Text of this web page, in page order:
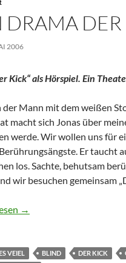
DRAMA
2006
Kick“ als Hörspiel. Ein
der Mann mit dem weißen
macht sich Jonas über
werde. Wir wollen uns für
Er taucht
los. Sachte, behutsam
wir besuchen gemeinsam
der Stimmen
→
VEIEL BLIND DER KICK